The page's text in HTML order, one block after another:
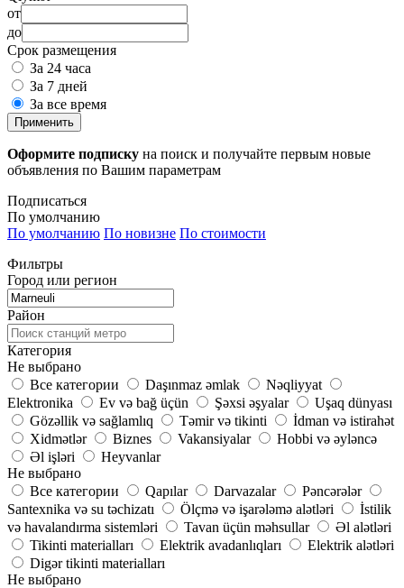
от
до
Срок размещения
За 24 часа
За 7 дней
За все время
Применить
Оформите подписку на поиск и получайте первым новые
объявления по Вашим параметрам
Подписаться
По умолчанию
По умолчанию По новизне По стоимости
Фильтры
Город или регион
Район
Категория
Не выбрано
Все категории
Daşınmaz əmlak
Nəqliyyat
Elektronika
Ev və bağ üçün Şəxsi əşyalar
Uşaq dünyası
Gözəllik və sağlamlıq
Təmir və tikinti
İdman və istirahət
Xidmətlər
Biznes Vakansiyalar
Hobbi və əyləncə
Əl işləri
Heyvanlar
Не выбрано
Все категории
Qapılar Darvazalar
Pəncərələr
Santexnika və su təchizatı
Ölçmə və işarələmə alətləri
İstilik
və havalandırma sistemləri
Tavan üçün məhsullar
Əl alətləri
Tikinti materialları
Elektrik avadanlıqları
Elektrik alətləri
Digər tikinti materialları
Не выбрано